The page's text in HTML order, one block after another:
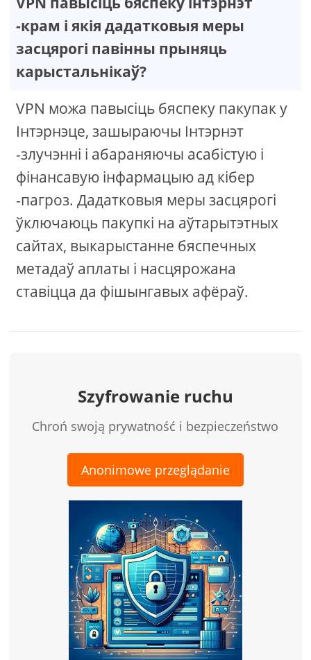
-крам і якія дадатковыя меры
засцярогі павінны прыняць
карыстальнікаў?
VPN можа павысіць бяспеку пакупак у
Інтэрнэце, зашыраючы Інтэрнэт
-злучэнні і абараняючы асабістую і
фінансавую інфармацыю ад кібер
-пагроз. Дадатковыя меры засцярогі
ўключаюць пакупкі на аўтарытэтных
сайтах, выкарыстанне бяспечных
метадаў аплаты і насцярожана
ставіцца да фішынгавых афёраў.
Szyfrowanie ruchu
Chroń swoją prywatność i bezpieczeństwo
Anonimowe przeglądanie